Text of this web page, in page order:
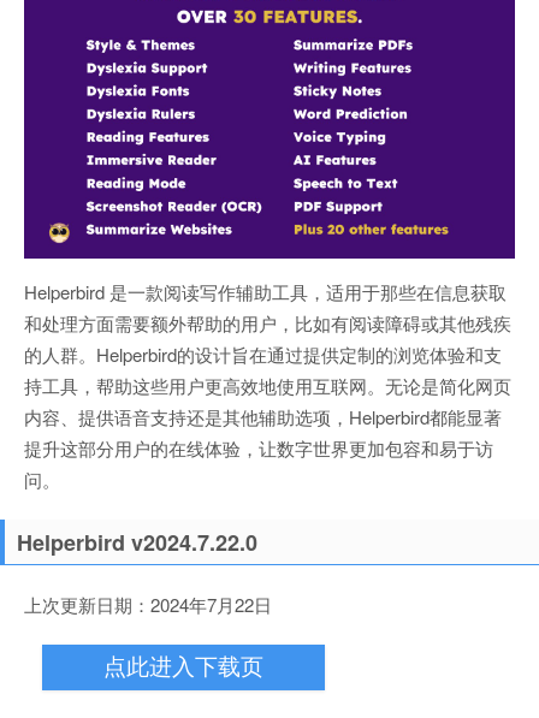
Helperbird 是一款阅读写作辅助工具，适用于那些在信息获取
和处理方面需要额外帮助的用户，比如有阅读障碍或其他残疾
的人群。Helperbird的设计旨在通过提供定制的浏览体验和支
持工具，帮助这些用户更高效地使用互联网。无论是简化网页
内容、提供语音支持还是其他辅助选项，Helperbird都能显著
提升这部分用户的在线体验，让数字世界更加包容和易于访
问。
Helperbird v2024.7.22.0
上次更新日期：2024年7月22日
点此进入下载页